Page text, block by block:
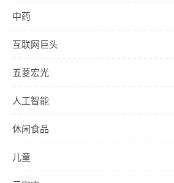
中药
互联网巨头
五菱宏光
人工智能
休闲食品
儿童